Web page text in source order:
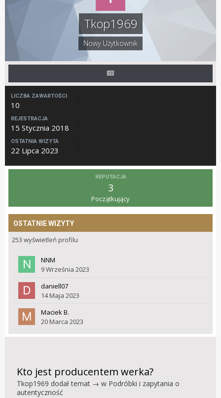
Tkop1969
Nowy Użytkownik
LICZBA ZAWARTOŚCI
10
REJESTRACJA
15 Stycznia 2018
OSTATNIA WIZYTA
22 Lipca 2023
REPUTACJA
3
Początkujący
OSTATNIE WIZYTY
253 wyświetleń profilu
NNM
9 Września 2023
daniell07
14 Maja 2023
Maciek B.
20 Marca 2023
Kto jest producentem werka?
Tkop1969 dodał temat → w Podróbki i zapytania o
autentyczność